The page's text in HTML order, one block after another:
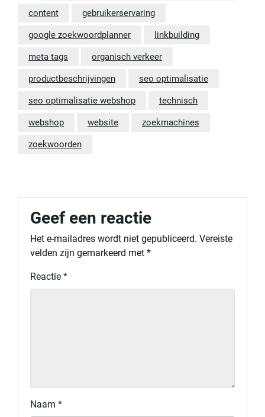
content gebruikerservaring
google zoekwoordplanner linkbuilding
meta tags organisch verkeer
productbeschrijvingen seo optimalisatie
seo optimalisatie webshop technisch
webshop website zoekmachines
zoekwoorden
Geef een reactie
Het e-mailadres wordt niet gepubliceerd. Vereiste
velden zijn gemarkeerd met *
Reactie *
Naam *